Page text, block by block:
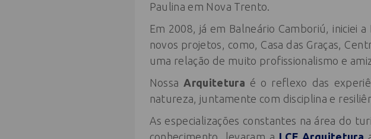
Paulina em Nova Trento.
Em 2008, já em Balneário Camboriú, iniciei
novos projetos, como, Casa das Graças,
uma relação de muito profissionalismo e
NossaArquitetura é o reflexo das
natureza, juntamente com disciplina e
As especializações constantes na área do